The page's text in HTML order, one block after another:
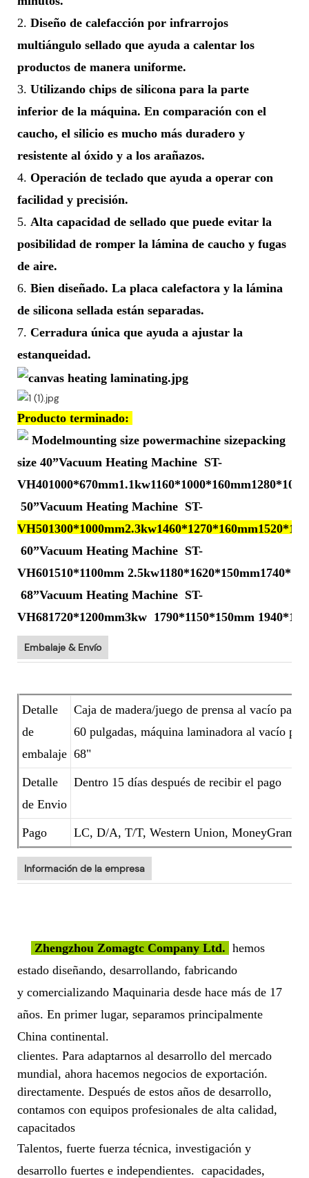
2. Diseño de calefacción por infrarrojos
multiángulo sellado que ayuda a calentar los
productos de manera uniforme.
3. Utilizando chips de silicona para la parte
inferior de la máquina. En comparación con el
caucho, el silicio es mucho más duradero y
resistente al óxido y a los arañazos.
4. Operación de teclado que ayuda a operar con
facilidad y precisión.
5. Alta capacidad de sellado que puede evitar la
posibilidad de romper la lámina de caucho y fugas
de aire.
6. Bien diseñado. La placa calefactora y la lámina
de silicona sellada están separadas.
7. Cerradura única que ayuda a ajustar la
estanqueidad.
Producto terminado:
Embalaje & Envío
Detalle
de
embalaje
Caja de madera/juego de prensa al vacío para
60 pulgadas, máquina laminadora al vacío
68"
Detalle
de Envio
Dentro 15 días después de recibir el pago
Pago LC, D/A, T/T, Western Union, MoneyGram
Información de la empresa
Zhengzhou Zomagtc Company Ltd. hemos
estado diseñando, desarrollando, fabricando
y comercializando Maquinaria desde hace más de 17
años. En primer lugar, separamos principalmente
China continental.
clientes. Para adaptarnos al desarrollo del mercado
mundial, ahora hacemos negocios de exportación.
directamente. Después de estos años de desarrollo,
contamos con equipos profesionales de alta calidad,
capacitados
Talentos, fuerte fuerza técnica, investigación y
desarrollo fuertes e independientes. capacidades,